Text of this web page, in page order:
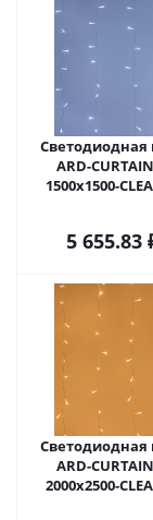
Светодиодная
ARD-
1500x1500-
5 655.83
Светодиодная
ARD-
2000x2500-